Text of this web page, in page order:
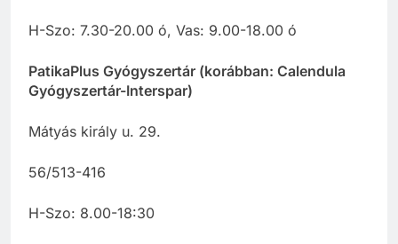
H-Szo: 7.30-20.00 ó, Vas: 9.00-18.00 ó
PatikaPlus Gyógyszertár (korábban: Calendula
Gyógyszertár-Interspar)
Mátyás király u. 29.
56/513-416
H-Szo: 8.00-18:30